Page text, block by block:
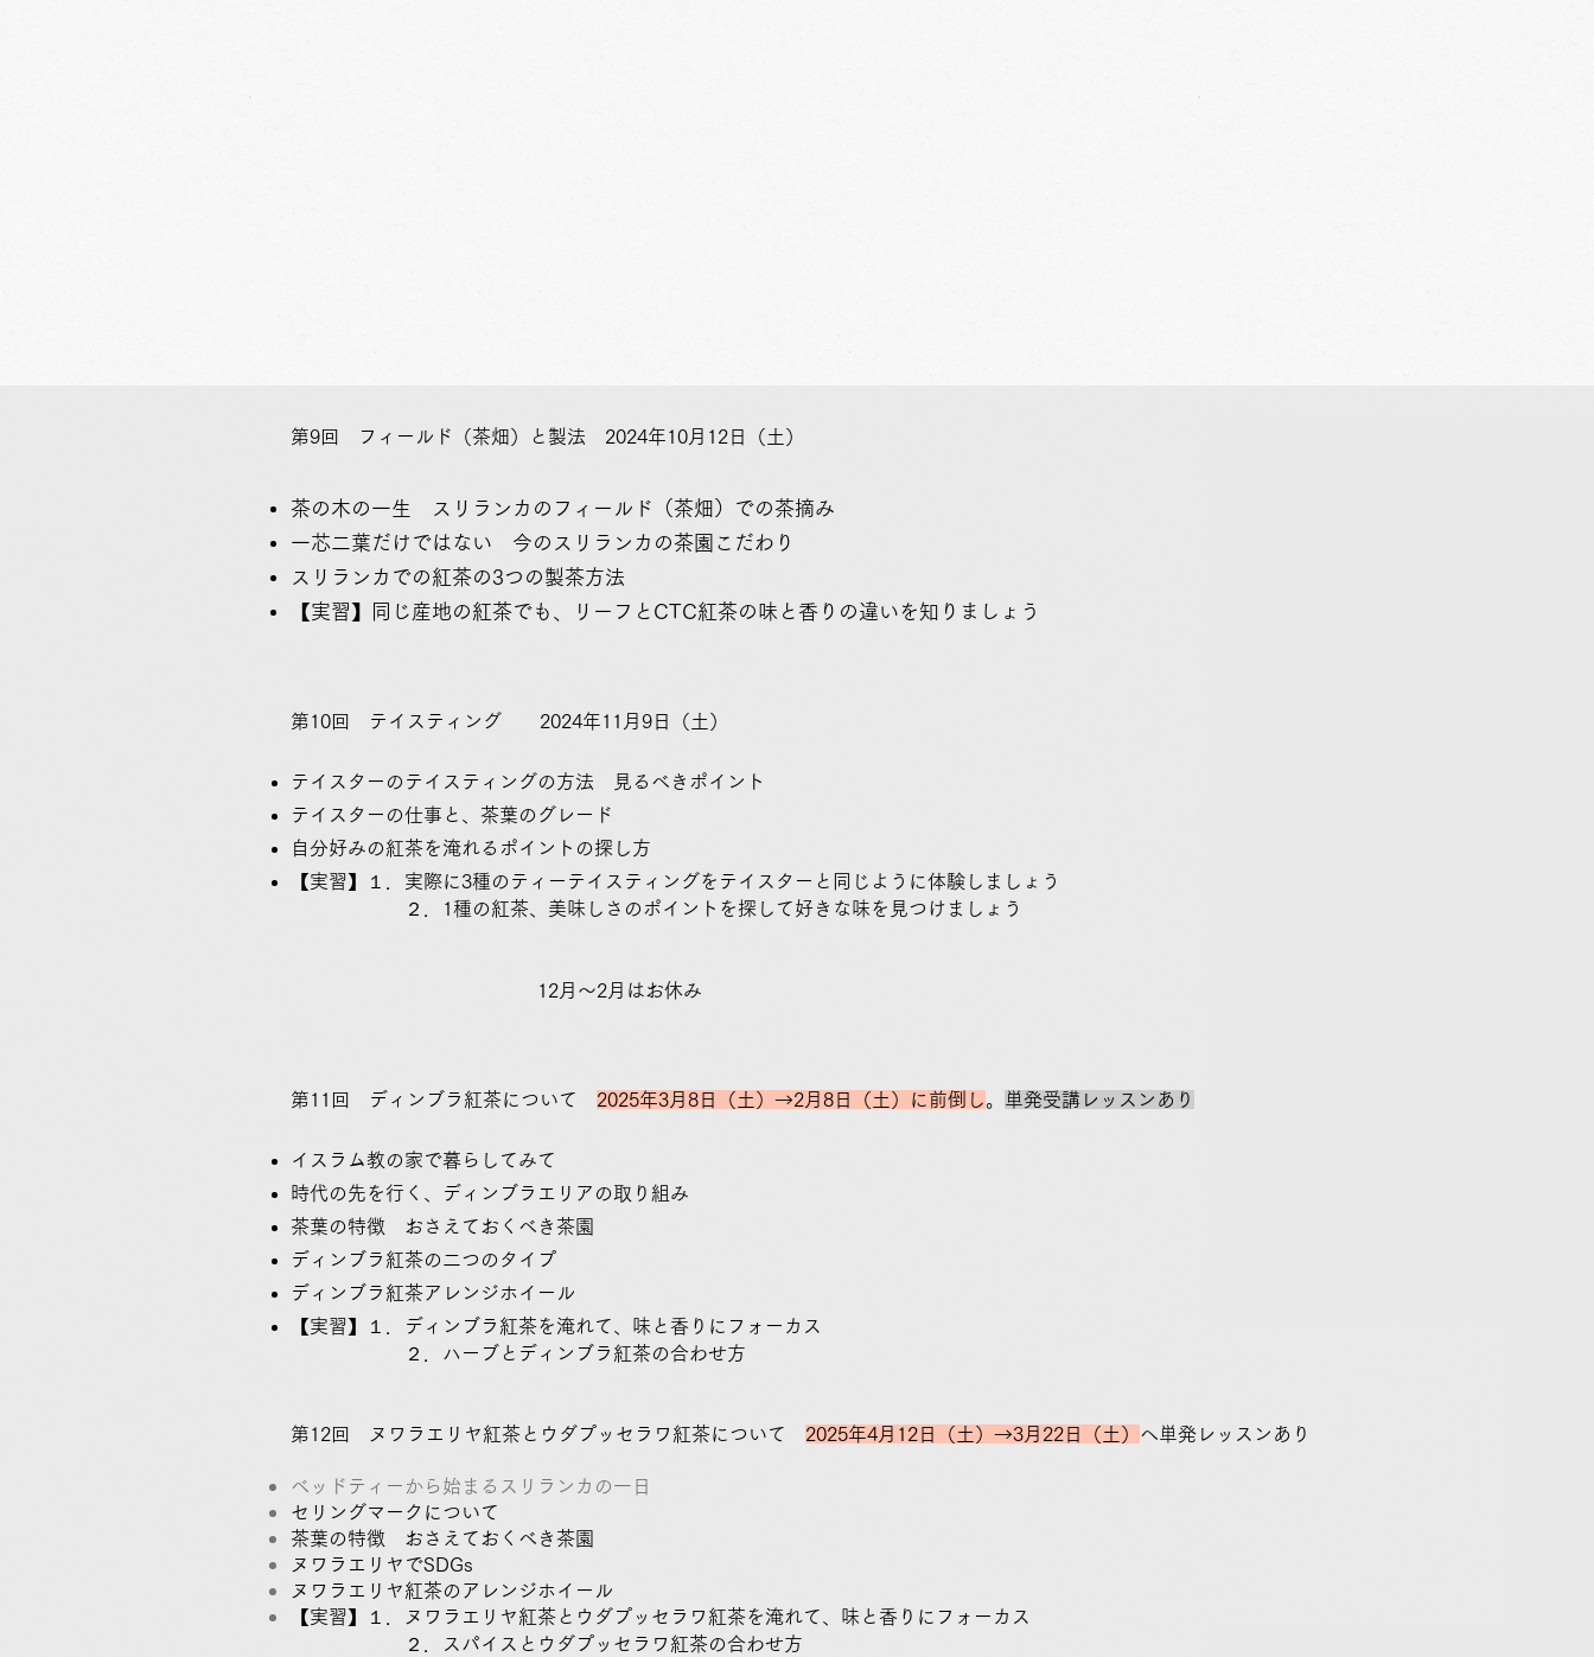
​​第9回 フィールド（茶畑）と製法 2024年10月12日（土）
茶の木の一生 スリランカのフィールド（茶畑）での茶摘み
一芯二葉だけではない 今のスリランカの茶園こだわり
スリランカでの紅茶の3つの製茶方法
【実習】同じ産地の紅茶でも、リーフとCTC紅茶の味と香りの違いを知りましょう
第10回 テイスティング 2024年11月9日（土）
テイスターのテイスティングの方法 見るべきポイント
テイスターの仕事と、茶葉のグレード
自分好みの紅茶を淹れるポイントの探し方
​【実習】１．実際に3種のティーテイスティングをテイスターと同じように体験しましょう
２．1種の紅茶、美味しさのポイントを探して好きな味を見つけましょう
12月～2月はお休み
第11回 ディンブラ紅茶について 2025年3月8日（土）→2月8日（土）に前倒し。 単発受講レッスンあり
イスラム教の家で暮らしてみて
時代の先を行く、ディンブラエリアの取り組み
茶葉の特徴 おさえておくべき茶園
ディンブラ紅茶の二つのタイプ
​ディンブラ紅茶アレンジホイール
【実習】１．ディンブラ紅茶を淹れて、味と香りにフォーカス
​ ２．ハーブとディンブラ紅茶の合わせ方
第12回 ヌワラエリヤ紅茶とウダプッセラワ紅茶について 2025年4月12日（土）→3月22日（土） へ単発レッスンあり
ベッドティーから始まるスリランカの一日
セリングマークについて
茶葉の特徴 おさえておくべき茶園
ヌワラエリヤでSDGs
ヌワラエリヤ紅茶のアレンジホイール
【実習】１．ヌワラエリヤ紅茶とウダプッセラワ紅茶を淹れて、味と香りにフォーカス
２．スパイスとウダプッセラワ紅茶の合わせ方